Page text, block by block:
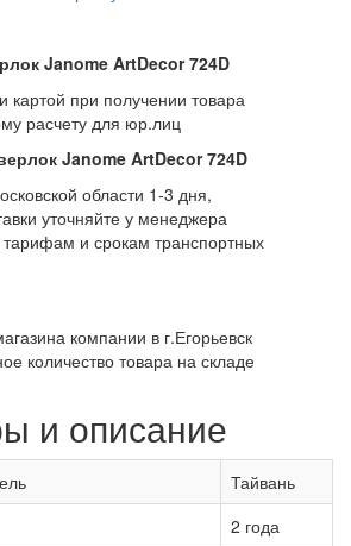
Janome ArtDecor 724D
при получении товара
расчету для юр.лиц
Janome ArtDecor 724D
области 1-3 дня,
уточняйте у менеджера
и срокам транспортных
компании в г.Егорьевск
количество товара на складе
и описание
Тайвань
2 года